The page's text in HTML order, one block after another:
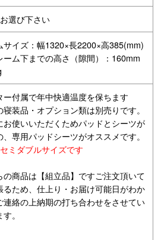
選び下さい
サイズ：幅1320×長2200×高385(mm)
ーム下までの高さ（隙間）：160mm
ー付属で年中快適温度を保ちます
寝装品・オプション類は別売りです。
お使いいただくためパッドとシーツが
専用パッドシーツがオススメです。
ミダブルサイズです
の商品は【組立品】ですご注文頂いて
るため、仕上り・お届け可能日がわか
連絡の上納期の打ち合わせをさせてい
。